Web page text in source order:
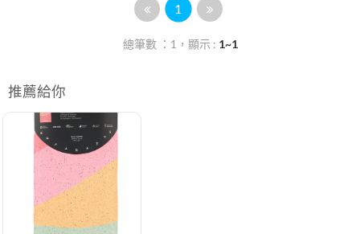
1
總筆數 ：1，顯示 : 1~1
推薦給你